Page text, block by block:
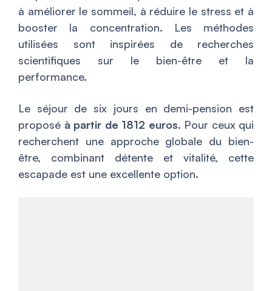
à améliorer le sommeil, à réduire le stress et à
booster la concentration. Les méthodes
utilisées sont inspirées de recherches
scientifiques sur le bien-être et la
performance.
Le séjour de six jours en demi-pension est
proposé à partir de 1812 euros. Pour ceux qui
recherchent une approche globale du bien-
être, combinant détente et vitalité, cette
escapade est une excellente option.